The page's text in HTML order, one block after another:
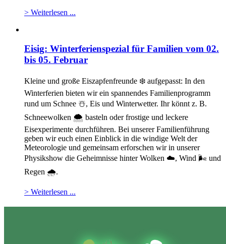
> Weiterlesen ...
Eisig: Winterferienspezial für Familien vom 02.
bis 05. Februar
Kleine und große Eiszapfenfreunde ❄️ aufgepasst: In den
Winterferien bieten wir ein spannendes Familienprogramm
rund um Schnee ☃️, Eis und Winterwetter. Ihr könnt z. B.
Schneewolken 🌨️ basteln oder frostige und leckere
Eisexperimente durchführen. Bei unserer Familienführung
geben wir euch einen Einblick in die windige Welt der
Meteorologie und gemeinsam erforschen wir in unserer
Physikshow die Geheimnisse hinter Wolken ☁️, Wind 🌬️ und
Regen 🌧️.
> Weiterlesen ...